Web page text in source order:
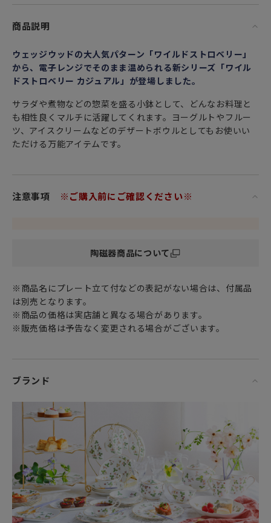
商品説明
ウェッジウッドの大人気パターン「ワイルドストロベリー」
から、電子レンジでそのまま温められる新シリーズ「ワイル
ドストロベリー カジュアル」が登場しました。
サラダや煮物などの惣菜を盛る小鉢として、どんなお料理と
も相性良くマルチに活躍してくれます。ヨーグルトやフルー
ツ、アイスクリームなどのデザートボウルとしてもお使いい
ただける万能アイテムです。
注意事項 ※ご購入前にご確認ください※
陶磁器商品について
※商品名にプレート立て付などの表記がない場合は、付属品
は別売となります。
※商品の価格は実店舗と異なる場合があります。
※販売価格は予告なく変更される場合がございます。
ブランド